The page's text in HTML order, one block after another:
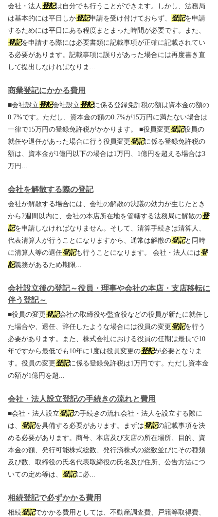
会社・法人 登記は自分でも行うことができます。しかし、法務局
は基本的には平日しか登記申請を受け付けておらず、 登記を申請
するためには平日にある程度まとまった時間が必要です。また、
登記を申請する際には必要書類に記載事項が正確に記載されてい
る必要があります。記載事項に誤りがあった場合には再度書き直
して提出しなければなりま...
商業登記にかかる費用
■会社設立登記会社設立登記に係る登録免許税の額は資本金の額の
0.7%です。ただし、資本金の額の0.7%が15万円に満たない場合は
一律で15万円の登録免許税がかかります。 ■役員変更登記役員の
就任や退任があった場合に行う役員変更登記に係る登録免許税の
額は、資本金が1億円以下の場合は1万円、1億円を超える場合は3
万円...
会社を解散する際の登記
会社が解散する場合には、会社の解散の決議の効力が生じたとき
から2週間以内に、会社の本店所在地を管轄する法務局に解散の登
記を申請しなければなりません。そして、清算手続きは清算人、
代表清算人が行うことになりますから、通常は解散の登記と同時
に清算人等の選任登記も行うことになります。 会社・法人には登
記義務があるため期限...
会社設立後の登記～役員・理事や会社の本店・支店移転に
伴う登記～
■役員の変更登記会社の取締役や監査役などの役員が新たに就任し
た場合や、退任、辞任したような場合には役員の変更登記を行う
必要があります。また、株式会社における役員の任期は最長で10
年ですから最低でも10年に1度は役員変更の登記が必要となりま
す。役員の変更登記に係る登録免許税は1万円です。ただし資本金
の額が1億円を超...
会社・法人設立登記の手続きの流れと費用
■会社・法人設立登記の手続きの流れ会社・法人を設立する際に
は、 登記を具備する必要があります。まずは登記の記載事項を決
める必要があります。商号、本店及び支店の所在場所、目的、資
本金の額、発行可能株式総数、発行済株式の総数並びにその種類
及び数、取締役の氏名代表取締役の氏名及び住所、公告方法につ
いての定め等は、 登記に必...
相続登記で必ずかかる費用
相続登記でかかる費用としては、不動産調査費、戸籍等取得費、